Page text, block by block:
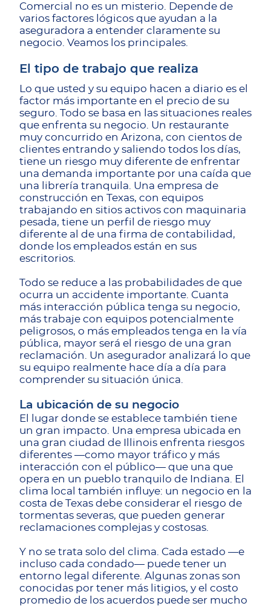
Comercial no es un misterio. Depende de
varios factores lógicos que ayudan a la
aseguradora a entender claramente su
negocio. Veamos los principales.
El tipo de trabajo que realiza
Lo que usted y su equipo hacen a diario es el
factor más importante en el precio de su
seguro. Todo se basa en las situaciones reales
que enfrenta su negocio. Un restaurante
muy concurrido en Arizona, con cientos de
clientes entrando y saliendo todos los días,
tiene un riesgo muy diferente de enfrentar
una demanda importante por una caída que
una librería tranquila. Una empresa de
construcción en Texas, con equipos
trabajando en sitios activos con maquinaria
pesada, tiene un perfil de riesgo muy
diferente al de una firma de contabilidad,
donde los empleados están en sus
escritorios.
Todo se reduce a las probabilidades de que
ocurra un accidente importante. Cuanta
más interacción pública tenga su negocio,
más trabaje con equipos potencialmente
peligrosos, o más empleados tenga en la vía
pública, mayor será el riesgo de una gran
reclamación. Un asegurador analizará lo que
su equipo realmente hace día a día para
comprender su situación única.
La ubicación de su negocio
El lugar donde se establece también tiene
un gran impacto. Una empresa ubicada en
una gran ciudad de Illinois enfrenta riesgos
diferentes —como mayor tráfico y más
interacción con el público— que una que
opera en un pueblo tranquilo de Indiana. El
clima local también influye: un negocio en la
costa de Texas debe considerar el riesgo de
tormentas severas, que pueden generar
reclamaciones complejas y costosas.
Y no se trata solo del clima. Cada estado —e
incluso cada condado— puede tener un
entorno legal diferente. Algunas zonas son
conocidas por tener más litigios, y el costo
promedio de los acuerdos puede ser mucho